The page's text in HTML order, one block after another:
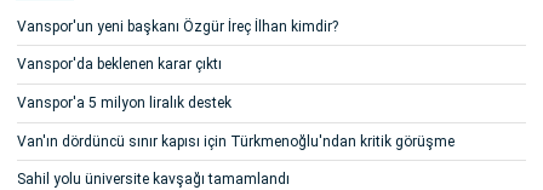
Vanspor'un yeni başkanı Özgür İreç İlhan kimdir?
Vanspor'da beklenen karar çıktı
Vanspor'a 5 milyon liralık destek
Van'ın dördüncü sınır kapısı için Türkmenoğlu'ndan kritik görüşme
Sahil yolu üniversite kavşağı tamamlandı